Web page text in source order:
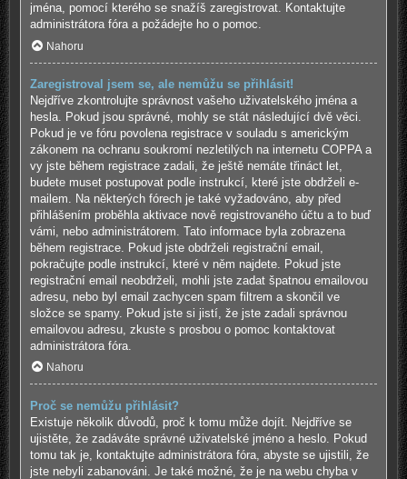
jména, pomocí kterého se snažíš zaregistrovat. Kontaktujte
administrátora fóra a požádejte ho o pomoc.
Nahoru
Zaregistroval jsem se, ale nemůžu se přihlásit!
Nejdříve zkontrolujte správnost vašeho uživatelského jména a
hesla. Pokud jsou správné, mohly se stát následující dvě věci.
Pokud je ve fóru povolena registrace v souladu s americkým
zákonem na ochranu soukromí nezletilých na internetu COPPA a
vy jste během registrace zadali, že ještě nemáte třináct let,
budete muset postupovat podle instrukcí, které jste obdrželi e-
mailem. Na některých fórech je také vyžadováno, aby před
přihlášením proběhla aktivace nově registrovaného účtu a to buď
vámi, nebo administrátorem. Tato informace byla zobrazena
během registrace. Pokud jste obdrželi registrační email,
pokračujte podle instrukcí, které v něm najdete. Pokud jste
registrační email neobdrželi, mohli jste zadat špatnou emailovou
adresu, nebo byl email zachycen spam filtrem a skončil ve
složce se spamy. Pokud jste si jistí, že jste zadali správnou
emailovou adresu, zkuste s prosbou o pomoc kontaktovat
administrátora fóra.
Nahoru
Proč se nemůžu přihlásit?
Existuje několik důvodů, proč k tomu může dojít. Nejdříve se
ujistěte, že zadáváte správné uživatelské jméno a heslo. Pokud
tomu tak je, kontaktujte administrátora fóra, abyste se ujistili, že
jste nebyli zabanováni. Je také možné, že je na webu chyba v